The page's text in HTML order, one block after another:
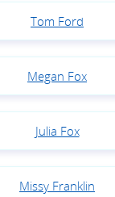
Tom Ford
Megan Fox
Julia Fox
Missy Franklin